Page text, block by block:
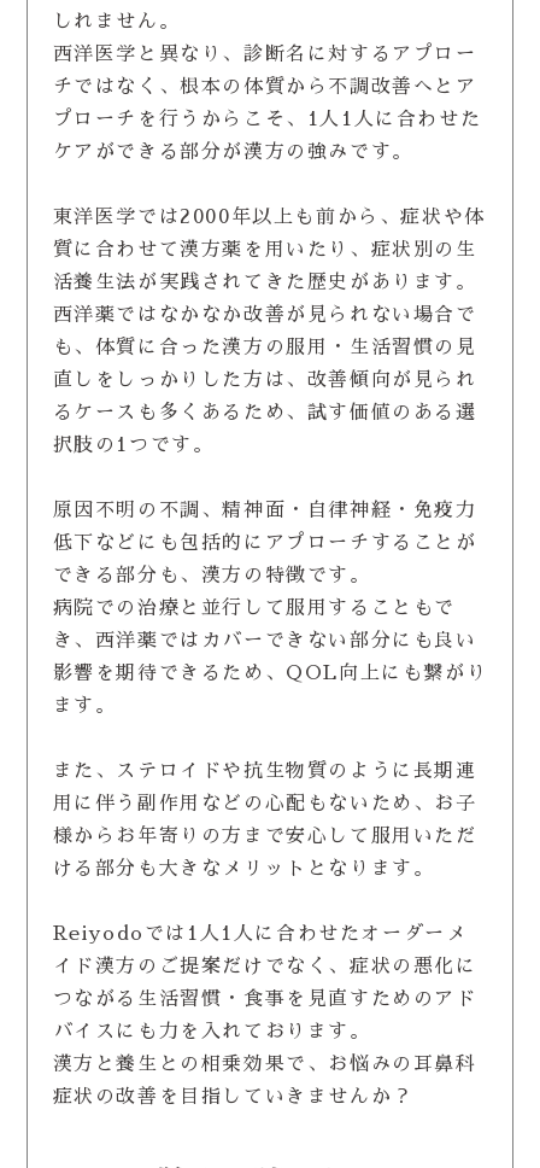
しれません。
西洋医学と異なり、診断名に対するアプロー
チではなく、根本の体質から不調改善へとア
プローチを行うからこそ、1人1人に合わせた
ケアができる部分が漢方の強みです。
東洋医学では2000年以上も前から、症状や体
質に合わせて漢方薬を用いたり、症状別の生
活養生法が実践されてきた歴史があります。
西洋薬ではなかなか改善が見られない場合で
も、体質に合った漢方の服用・生活習慣の見
直しをしっかりした方は、改善傾向が見られ
るケースも多くあるため、試す価値のある選
択肢の1つです。
原因不明の不調、精神面・自律神経・免疫力
低下などにも包括的にアプローチすることが
できる部分も、漢方の特徴です。
病院での治療と並行して服用することもで
き、西洋薬ではカバーできない部分にも良い
影響を期待できるため、QOL向上にも繋がり
ます。
また、ステロイドや抗生物質のように長期連
用に伴う副作用などの心配もないため、お子
様からお年寄りの方まで安心して服用いただ
ける部分も大きなメリットとなります。
Reiyodoでは1人1人に合わせたオーダーメ
イド漢方のご提案だけでなく、症状の悪化に
つながる生活習慣・食事を見直すためのアド
バイスにも力を入れております。
漢方と養生との相乗効果で、お悩みの耳鼻科
症状の改善を目指していきませんか？